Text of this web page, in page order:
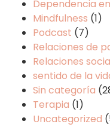
Dependencia
Mindfulness (1)
Podcast (7)
Relaciones de
Relaciones
sentido de la
Sin categoría
Terapia (1)
Uncategorized